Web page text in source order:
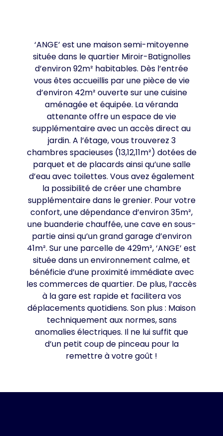
‘ANGE’ est une maison semi-mitoyenne
située dans le quartier Miroir-Batignolles
d’environ 92m² habitables. Dès l’entrée
vous êtes accueillis par une pièce de vie
d’environ 42m² ouverte sur une cuisine
aménagée et équipée. La véranda
attenante offre un espace de vie
supplémentaire avec un accès direct au
jardin. A l’étage, vous trouverez 3
chambres spacieuses (13,12,11m²) dotées de
parquet et de placards ainsi qu’une salle
d’eau avec toilettes. Vous avez également
la possibilité de créer une chambre
supplémentaire dans le grenier. Pour votre
confort, une dépendance d’environ 35m²,
une buanderie chauffée, une cave en sous-
partie ainsi qu’un grand garage d’environ
41m². Sur une parcelle de 429m², ‘ANGE’ est
située dans un environnement calme, et
bénéficie d’une proximité immédiate avec
les commerces de quartier. De plus, l’accès
à la gare est rapide et facilitera vos
déplacements quotidiens. Son plus : Maison
techniquement aux normes, sans
anomalies électriques. Il ne lui suffit que
d’un petit coup de pinceau pour la
remettre à votre goût !